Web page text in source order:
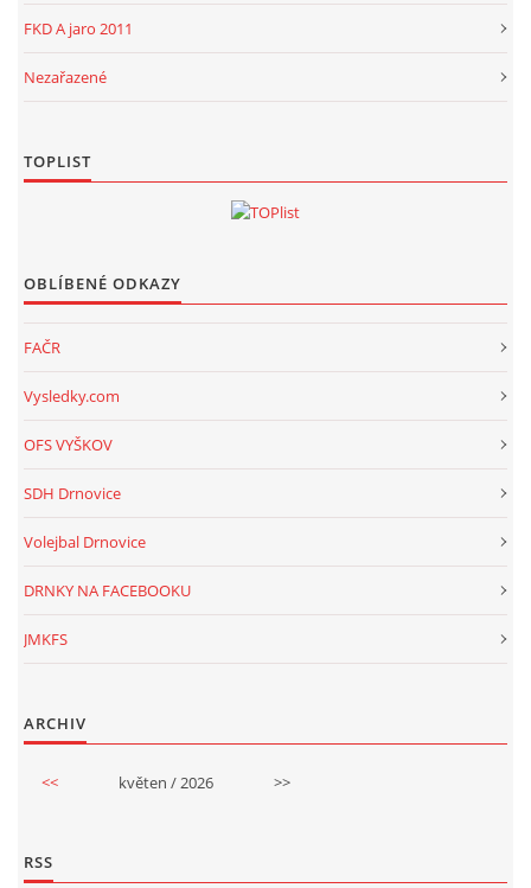
FKD A jaro 2011
Nezařazené
TOPLIST
OBLÍBENÉ ODKAZY
FAČR
Vysledky.com
OFS VYŠKOV
SDH Drnovice
Volejbal Drnovice
DRNKY NA FACEBOOKU
JMKFS
ARCHIV
<< květen / 2026 >>
RSS